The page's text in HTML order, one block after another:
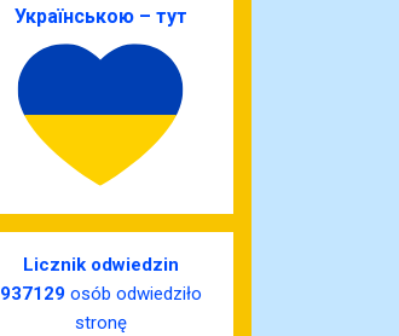
Українською – тут
Licznik odwiedzin
937129osób odwiedziło
stronę